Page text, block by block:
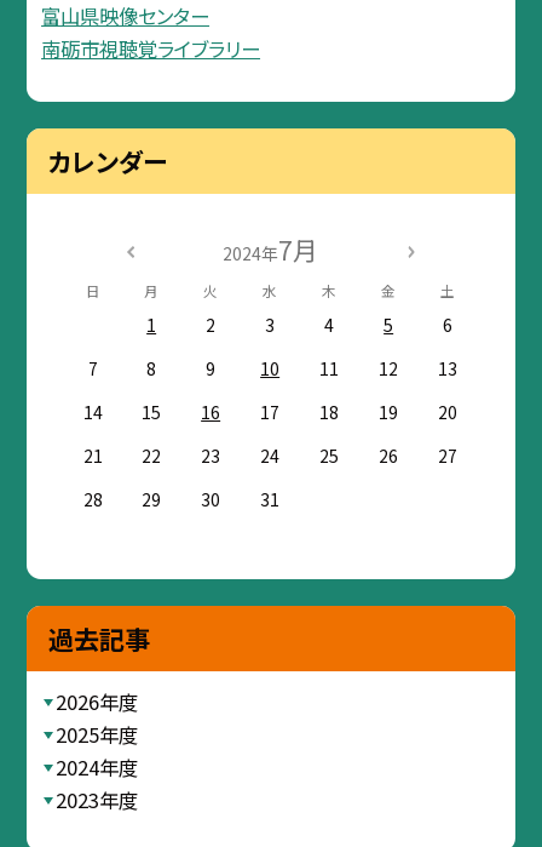
富山県映像センター
南砺市視聴覚ライブラリー
カレンダー
2024年7月
日 月 火 水 木 金 土
1 2 3 4 5
6
7
8 9 10 11 12
13
14
15 16 17 18 19
20
21
22 23 24 25 26
27
28
29 30 31
過去記事
2026年度
2025年度
2024年度
2023年度